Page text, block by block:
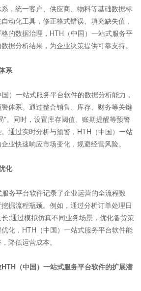
，统一客户、供应商、物料等基础数据标
动化工具，修正格式错误、填充缺失值，
的数据治理，HTH（中国）一站式服务平
据分析结果，为企业决策提供可靠支持。
系
一站式服务平台软件的数据分析能力，
体系。通过整合销售、库存、财务等关键
”。同时，设置库存阈值、账期提醒等预警
通过实时分析与预警，HTH（中国）一站
业快速响应市场变化，规避经营风险。
化
平台软件记录了企业运营的全流程数
掘流程瓶颈。例如，通过分析订单处理日
;通过模拟仿真不同业务场景，优化备货策
化，HTH（中国）一站式服务平台软件能
降低运营成本。
（中国）一站式服务平台软件的扩展潜